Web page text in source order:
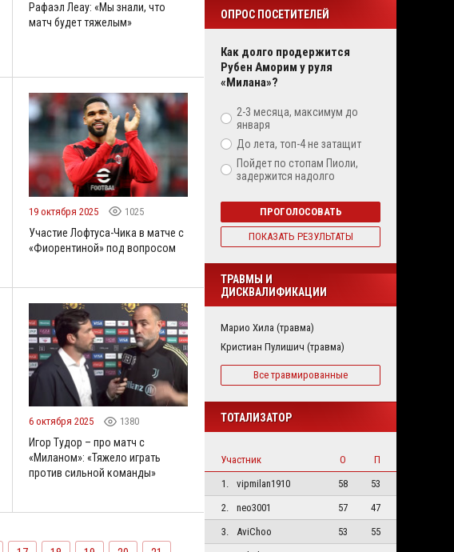
Рафаэл Леау: «Мы знали, что
матч будет тяжелым»
19 октября 2025 1025
Участие Лофтуса-Чика в матче с
«Фиорентиной» под вопросом
6 октября 2025 1380
Игор Тудор – про матч с
«Миланом»: «Тяжело играть
против сильной команды»
ОПРОС ПОСЕТИТЕЛЕЙ
Как долго продержится
Рубен Аморим у руля
«Милана»?
2-3 месяца, максимум до
января
До лета, топ-4 не затащит
Пойдет по стопам Пиоли,
задержится надолго
ПРОГОЛОСОВАТЬ
ПОКАЗАТЬ РЕЗУЛЬТАТЫ
ТРАВМЫ И
ДИСКВАЛИФИКАЦИИ
Марио Хила (травма)
Кристиан Пулишич (травма)
Все травмированные
ТОТАЛИЗАТОР
Участник О
П
1.
vipmilan1910 58
53
2.
neo3001 57
47
3.
AviChoo 53
55